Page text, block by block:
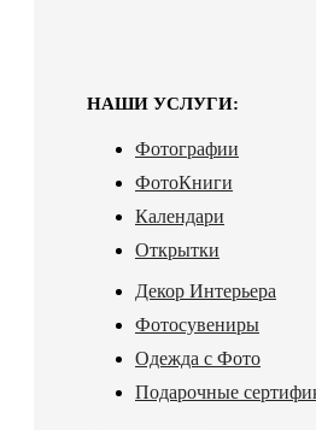
НАШИ УСЛУГИ:
Фотографии
ФотоКниги
Календари
Открытки
Декор Интерьера
Фотосувениры
Одежда с Фото
Подарочные